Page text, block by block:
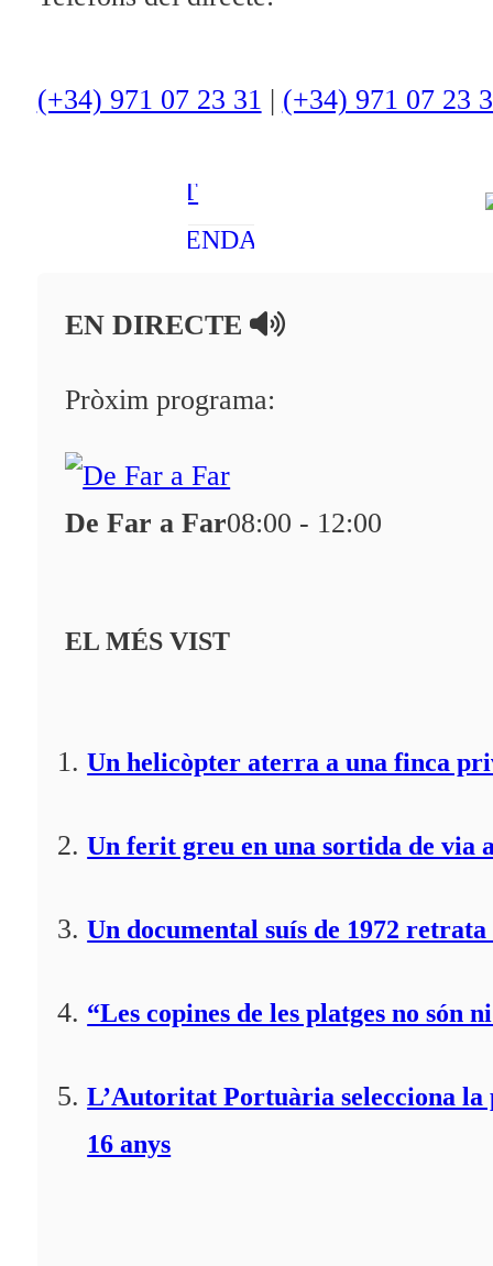
(+34) 971 07 23 31 | (+34) 971 07 23
ENTREVISTES
AMBIENT
AGENDA
A la Carta
Programació
Fes-te'n soci!
EN DIRECTE
Pròxim programa:
De Far a Far08:00 - 12:00
EL MÉS VIST
Un helicòpter aterra a una finca
Un ferit greu en una sortida de via
Un documental suís de 1972
“Les copines de les platges no
L’Autoritat Portuària selecciona
16 anys